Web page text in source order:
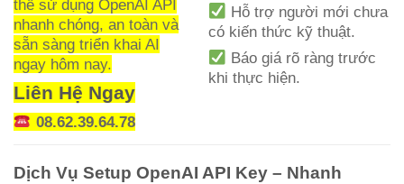
thể sử dụng OpenAI API
nhanh chóng, an toàn và
sẵn sàng triển khai AI
ngay hôm nay.
Liên Hệ Ngay
08.62.39.64.78
Hỗ trợ người mới chưa
có kiến thức kỹ thuật.
Báo giá rõ ràng trước
khi thực hiện.
Dịch Vụ Setup OpenAI API Key – Nhanh